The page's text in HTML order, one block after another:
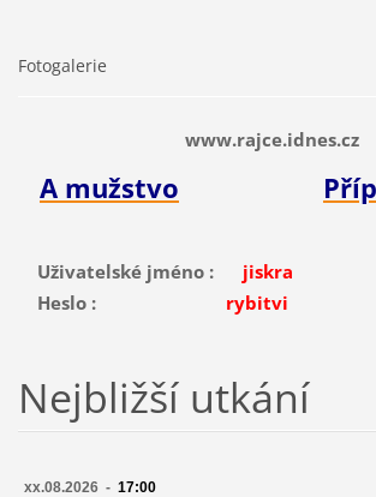
Fotogalerie
www.rajce.idnes.cz
A mužstvo
Uživatelské jméno : jiskra
Heslo : rybitvi
Nejbližší utkání
xx.08.2026 - 17:00